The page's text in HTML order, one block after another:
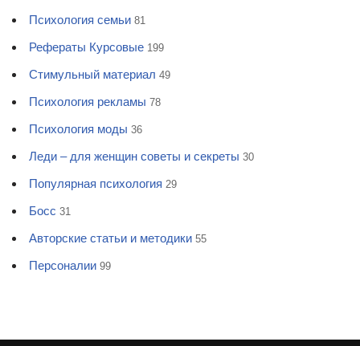
Психология семьи 81
Рефераты Курсовые 199
Стимульный материал 49
Психология рекламы 78
Психология моды 36
Леди – для женщин советы и секреты 30
Популярная психология 29
Босс 31
Авторские статьи и методики 55
Персоналии 99